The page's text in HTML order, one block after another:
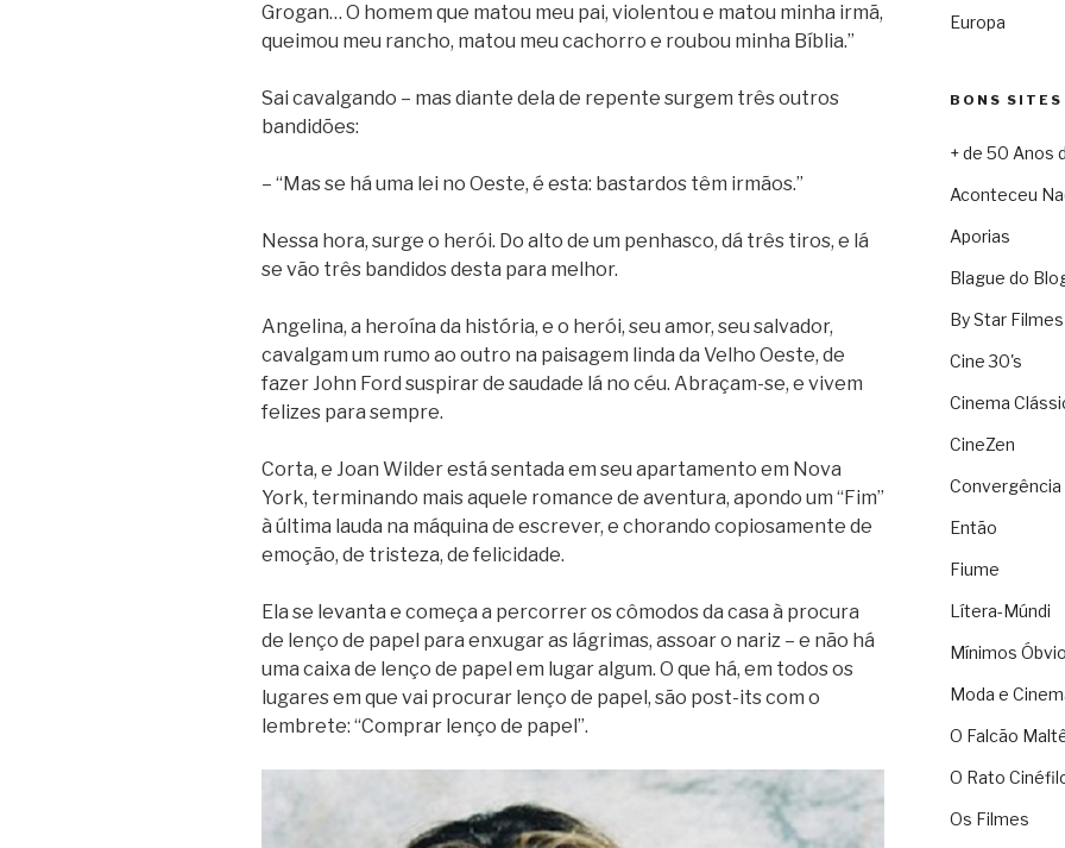
Grogan… O homem que matou meu pai, violentou e matou minha irmã,
queimou meu rancho, matou meu cachorro e roubou minha Bíblia.”
Sai cavalgando – mas diante dela de repente surgem três outros
bandidões:
– “Mas se há uma lei no Oeste, é esta: bastardos têm irmãos.”
Nessa hora, surge o herói. Do alto de um penhasco, dá três tiros, e lá
se vão três bandidos desta para melhor.
Angelina, a heroína da história, e o herói, seu amor, seu salvador,
cavalgam um rumo ao outro na paisagem linda da Velho Oeste, de
fazer John Ford suspirar de saudade lá no céu. Abraçam-se, e vivem
felizes para sempre.
Corta, e Joan Wilder está sentada em seu apartamento em Nova
York, terminando mais aquele romance de aventura, apondo um “Fim”
à última lauda na máquina de escrever, e chorando copiosamente de
emoção, de tristeza, de felicidade.
Ela se levanta e começa a percorrer os cômodos da casa à procura
de lenço de papel para enxugar as lágrimas, assoar o nariz – e não há
uma caixa de lenço de papel em lugar algum. O que há, em todos os
lugares em que vai procurar lenço de papel, são post-its com o
lembrete: “Comprar lenço de papel”.
Europa
BONS SITES
+ de 50 Anos
Aconteceu
Aporias
Blague do
By Star Filmes
Cine 30's
Cinema
CineZen
Convergência
Então
Fiume
Lítera-Múndi
Mínimos
Moda e
O Falcão
O Rato
Os Filmes